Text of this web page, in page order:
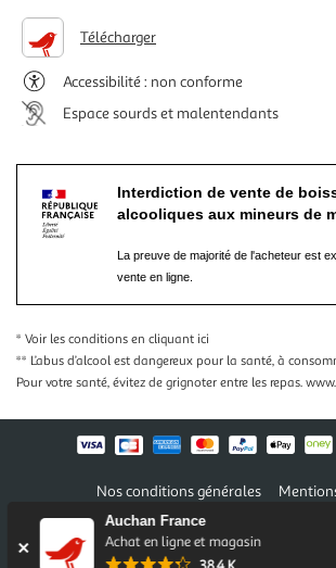
Auchan France
Achat en ligne et magasin
Télécharger
Accessibilité : non conforme
Espace sourds et malentendants
Interdiction de vente de
alcooliques aux mineurs de
La preuve de majorité de l'acheteur est
vente en ligne.
* Voir les conditions en cliquant ici
** L’abus d’alcool est dangereux pour la santé, à
Pour votre santé, évitez de grignoter entre les repas.
Nos conditions générales
Conditions des offres et promotions
Politique de confidentialité
Informations